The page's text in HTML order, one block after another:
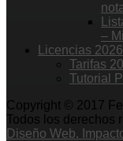
–
Licencias 2026
Tarifas
Tutorial
Copyright © 2017
Todos los derechos
Diseño Web.